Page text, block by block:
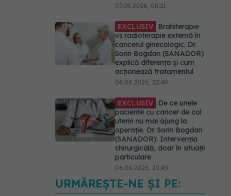
07.08.2026, 08:21
EXCLUSIV Brahiterapie
vs radioterapie externă în
cancerul ginecologic. Dr.
Sorin Bogdan (SANADOR)
explică diferența și cum
acționează tratamentul
06.08.2026, 22:49
EXCLUSIV De ce unele
paciente cu cancer de col
uterin nu mai ajung la
operație. Dr. Sorin Bogdan
(SANADOR): Intervenția
chirurgicală, doar în situații
particulare
06.08.2026, 20:45
EXCLUSIV Ce grăbește
URMĂREȘTE-NE ȘI PE: